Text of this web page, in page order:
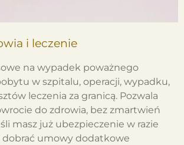
i leczenie
na wypadek poważnego
w szpitalu, operacji, wypadku,
leczenia za granicą. Pozwala
do zdrowia, bez zmartwień
masz już ubezpieczenie w razie
dobrać umowy dodatkowe